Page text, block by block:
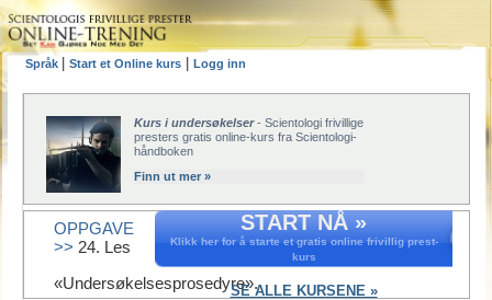
Språk Start et Online kurs Logg inn
Kurs i undersøkelser- Scientologi frivillige
presters gratis online-kurs fra Scientologi-
håndboken
Finn ut mer »
START NÅ »
Klikk her for å starte et gratis online frivillig prest-
kurs
SE ALLE KURSENE »
OPPGAVE
>> 24. Les
«Undersøkelsesprosedyre».